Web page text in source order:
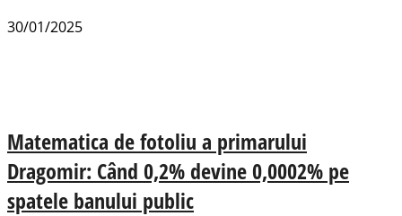
30/01/2025
Matematica de fotoliu a primarului
Dragomir: Când 0,2% devine 0,0002% pe
spatele banului public